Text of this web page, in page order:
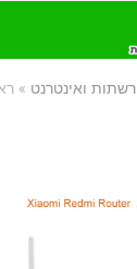
רשתות ואינטרנט »